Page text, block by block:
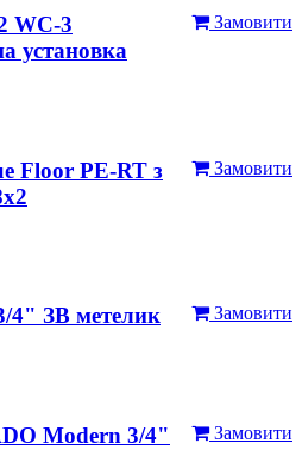
Замовити
WC-3
установка
Замовити
Floor PE-RT з
Замовити
4" ЗВ метелик
Замовити
Modern 3/4"